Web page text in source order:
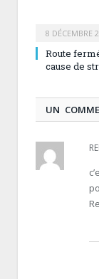
8 DÉCEMBRE
Route
cause de
UN